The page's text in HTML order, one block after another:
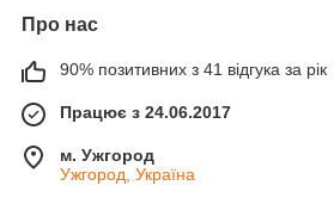
Про нас
90% позитивних з 41 відгука за рік
Працює з 24.06.2017
м. Ужгород
Ужгород, Україна